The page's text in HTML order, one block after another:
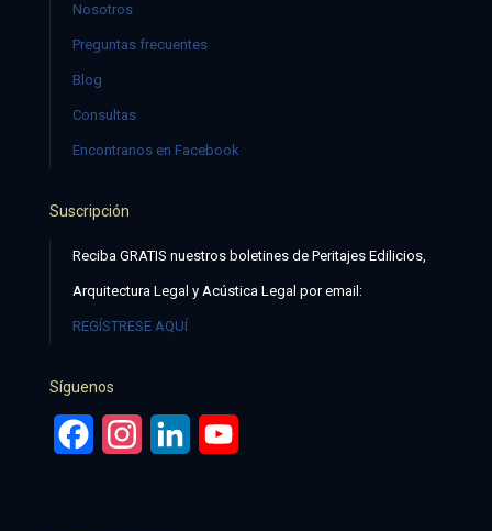
Nosotros
Preguntas frecuentes
Blog
Consultas
Encontranos en Facebook
Suscripción
Reciba GRATIS nuestros boletines de Peritajes Edilicios,
Arquitectura Legal y Acústica Legal por email:
REGÍSTRESE AQUÍ
Síguenos
FacebookInstagramLinkedIn